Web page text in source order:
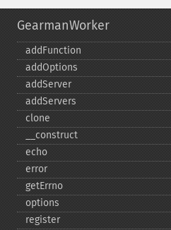
GearmanWorker
addFunction
addOptions
addServer
addServers
clone
_​_​construct
echo
error
getErrno
options
register